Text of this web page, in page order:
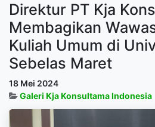
Direktur PT Kja
Membagikan
Kuliah Umum di
Sebelas Maret
18 Mei 2024
Galeri Kja Konsultama Indonesia